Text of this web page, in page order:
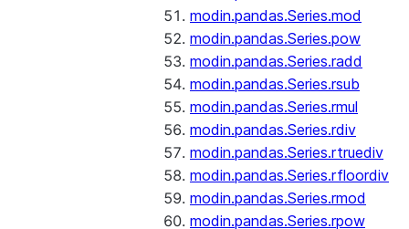
modin.pandas.Series.mod
modin.pandas.Series.pow
modin.pandas.Series.radd
modin.pandas.Series.rsub
modin.pandas.Series.rmul
modin.pandas.Series.rdiv
modin.pandas.Series.rtruediv
modin.pandas.Series.rfloordiv
modin.pandas.Series.rmod
modin.pandas.Series.rpow